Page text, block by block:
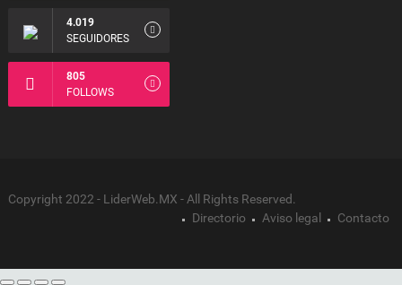
4.019
SEGUIDORES
805
FOLLOWS
Copyright 2022 - LiderWeb.MX - All Rights Reserved.
Directorio
Aviso legal Contacto